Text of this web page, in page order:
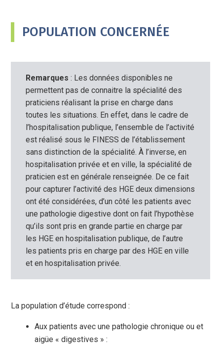
POPULATION CONCERNÉE
Remarques : Les données disponibles ne
permettent pas de connaitre la spécialité des
praticiens réalisant la prise en charge dans
toutes les situations. En effet, dans le cadre de
l’hospitalisation publique, l’ensemble de l’activité
est réalisé sous le FINESS de l’établissement
sans distinction de la spécialité. À l’inverse, en
hospitalisation privée et en ville, la spécialité de
praticien est en générale renseignée. De ce fait
pour capturer l’activité des HGE deux dimensions
ont été considérées, d’un côté les patients avec
une pathologie digestive dont on fait l’hypothèse
qu’ils sont pris en grande partie en charge par
les HGE en hospitalisation publique, de l’autre
les patients pris en charge par des HGE en ville
et en hospitalisation privée.
La population d’étude correspond :
Aux patients avec une pathologie chronique ou et
aigüe « digestives » :